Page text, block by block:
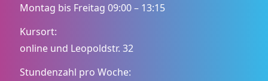
Montag bis Freitag 09:00 – 13:15
Kursort:
online und Leopoldstr. 32
Stundenzahl pro Woche: